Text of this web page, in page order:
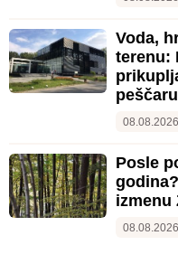
Voda,
terenu:
peščaru
Posle
izmenu